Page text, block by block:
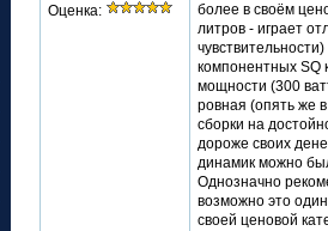
Оценка:
более в своём
литров - играет
компонентных SQ
мощности (300
ровная (опять же
сборки на
дороже своих
динамик можно
Однозначно
возможно это
своей ценовой